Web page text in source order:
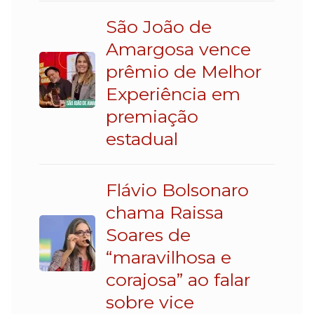
São João de
Amargosa vence
prêmio de Melhor
Experiência em
premiação
estadual
Flávio Bolsonaro
chama Raissa
Soares de
“maravilhosa e
corajosa” ao falar
sobre vice